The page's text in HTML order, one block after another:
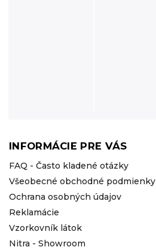
INFORMÁCIE PRE VÁS
FAQ - Často kladené otázky
Všeobecné obchodné podmienky
Ochrana osobných údajov
Reklamácie
Vzorkovník látok
Nitra - Showroom